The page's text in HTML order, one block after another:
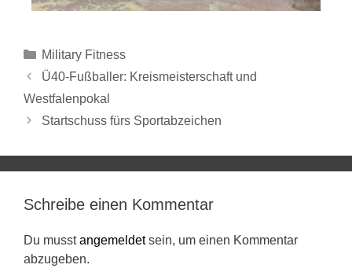
Military Fitness
Ü40-Fußballer: Kreismeisterschaft und
Westfalenpokal
Startschuss fürs Sportabzeichen
Schreibe einen Kommentar
Du musstangemeldetsein, um einen Kommentar
abzugeben.